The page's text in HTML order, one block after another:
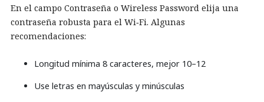
En el campo Contraseña o Wireless Password elija una
contraseña robusta para el Wi‑Fi. Algunas
recomendaciones:
Longitud mínima 8 caracteres, mejor 10–12
Use letras en mayúsculas y minúsculas